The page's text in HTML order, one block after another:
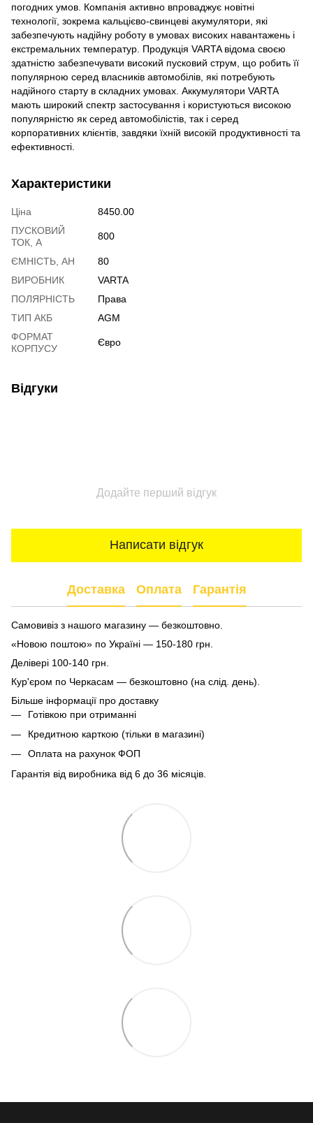
погодних умов. Компанія активно впроваджує новітні
технології, зокрема кальцієво-свинцеві акумулятори, які
забезпечують надійну роботу в умовах високих навантажень і
екстремальних температур. Продукція VARTA відома своєю
здатністю забезпечувати високий пусковий струм, що робить її
популярною серед власників автомобілів, які потребують
надійного старту в складних умовах. Аккумулятори VARTA
мають широкий спектр застосування і користуються високою
популярністю як серед автомобілістів, так і серед
корпоративних клієнтів, завдяки їхній високій продуктивності та
ефективності.
Характеристики
Ціна
8450.00
ПУСКОВИЙ
ТОК, А
800
ЄМНІСТЬ, АН
80
ВИРОБНИК
VARTA
ПОЛЯРНІСТЬ
Права
ТИП АКБ
AGM
ФОРМАТ
КОРПУСУ
Євро
Відгуки
Додайте перший відгук
Написати відгук
Доставка Оплата Гарантія
Самовивіз з нашого магазину — безкоштовно.
«Новою поштою» по Україні — 150-180 грн.
Делівері 100-140 грн.
Кур'єром по Черкасам — безкоштовно (на слід. день).
Більше інформації про доставку
Готівкою при отриманні
Кредитною карткою (тільки в магазині)
Оплата на рахунок ФОП
Гарантія від виробника від 6 до 36 місяців.